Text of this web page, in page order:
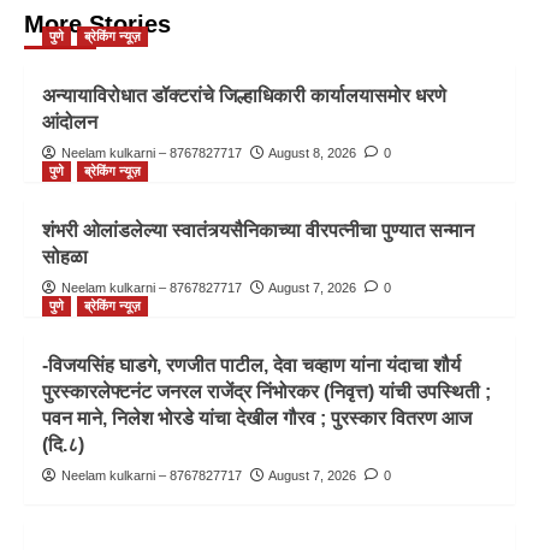
More Stories
पुणे ब्रेकिंग न्यूज़
अन्यायाविरोधात डॉक्टरांचे जिल्हाधिकारी कार्यालयासमोर धरणे
आंदोलन
Neelam kulkarni – 8767827717 August 8, 2026
0
पुणे
ब्रेकिंग न्यूज़
शंभरी ओलांडलेल्या स्वातंत्र्यसैनिकाच्या वीरपत्नीचा पुण्यात सन्मान
सोहळा
Neelam kulkarni – 8767827717 August 7, 2026
0
पुणे
ब्रेकिंग न्यूज़
-विजयसिंह घाडगे, रणजीत पाटील, देवा चव्हाण यांना यंदाचा शौर्य
पुरस्कारलेफ्टनंट जनरल राजेंद्र निंभोरकर (निवृत्त) यांची उपस्थिती ;
पवन माने, निलेश भोरडे यांचा देखील गौरव ; पुरस्कार वितरण आज
(दि.८)
Neelam kulkarni – 8767827717 August 7, 2026 0